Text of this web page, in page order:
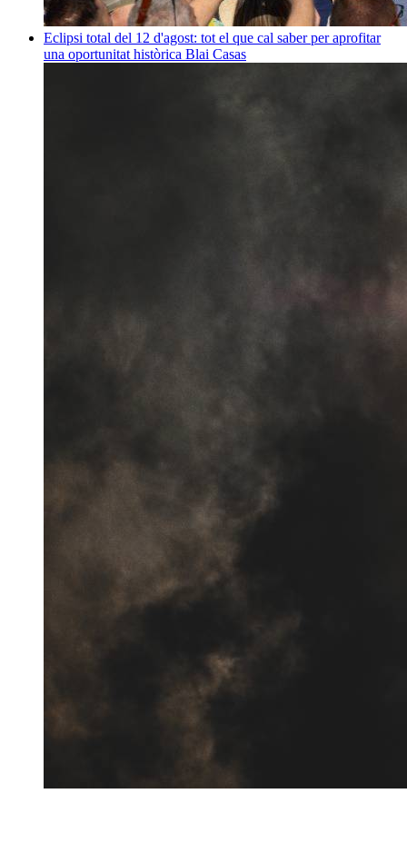
Eclipsi total del 12 d'agost: tot el que cal saber per aprofitar
una oportunitat històrica Blai Casas